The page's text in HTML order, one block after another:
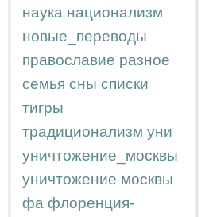
наука национализм
новые_переводы
православие разное
семья сны списки
тигры
традиционализм уни
уничтожение_москвы
уничтожение москвы
фа флоренция-